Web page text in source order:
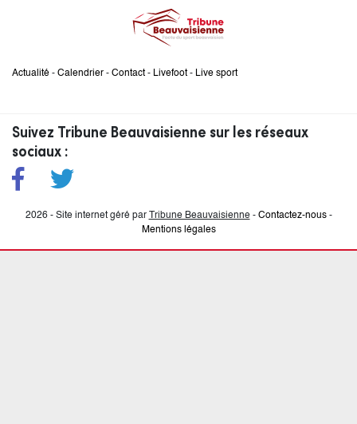
Actualité - Calendrier - Contact - Livefoot - Live sport
Suivez Tribune Beauvaisienne sur les réseaux
sociaux :
2026 - Site internet géré par Tribune Beauvaisienne- Contactez-nous-
Mentions légales